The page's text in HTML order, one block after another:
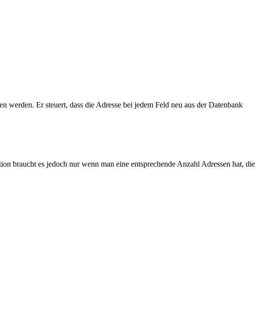
werden. Er steuert, dass die Adresse bei jedem Feld neu aus der Datenbank
braucht es jedoch nur wenn man eine entsprechende Anzahl Adressen hat, die